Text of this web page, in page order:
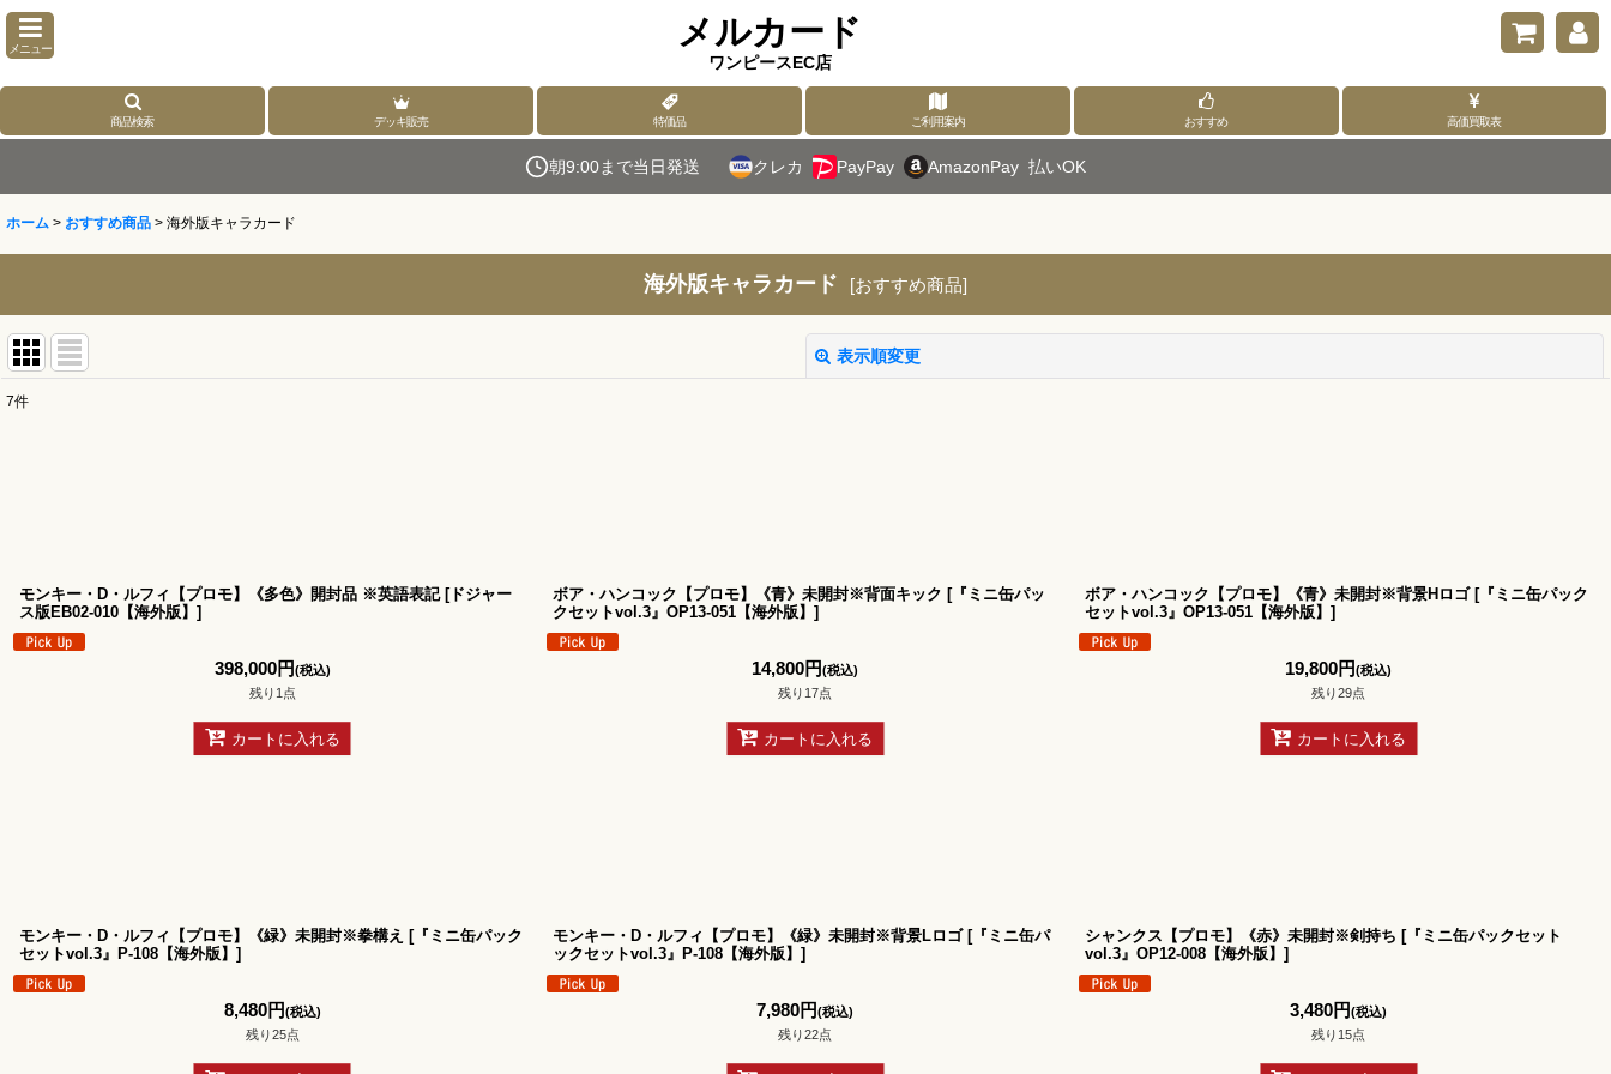
メニュー メルカード
ワンピースEC店
商品検索 デッキ販売 特価品 ご利用案内 おすすめ 高価買取表
朝9:00まで当日発送 クレカ PayPay AmazonPay 払いOK
ホーム > おすすめ商品 > 海外版キャラカード
海外版キャラカード [おすすめ商品]
表示順変更
7件
モンキー・D・ルフィ【プロモ】《多色》開封品 ※英語表記 [ドジャー
ス版EB02-010【海外版】 ]
398,000円(税込)
残り1点
カートに入れる
ボア・ハンコック【プロモ】《青》未開封※背面キック [『ミニ缶パッ
クセットvol.3』OP13-051【海外版】 ]
14,800円(税込)
残り17点
カートに入れる
ボア・ハンコック【プロモ】《青》未開封※背景Hロゴ [『ミニ缶パック
セットvol.3』OP13-051【海外版】]
19,800円(税込)
残り29点
カートに入れる
モンキー・D・ルフィ【プロモ】《緑》未開封※拳構え [『ミニ缶パック
セットvol.3』P-108【海外版】 ]
8,480円(税込)
残り25点
モンキー・D・ルフィ【プロモ】《緑》未開封※背景Lロゴ [『ミニ缶パ
ックセットvol.3』P-108【海外版】 ]
7,980円(税込)
残り22点
シャンクス【プロモ】《赤》未開封※剣持ち [『ミニ缶パックセット
vol.3』OP12-008【海外版】]
3,480円(税込)
残り15点